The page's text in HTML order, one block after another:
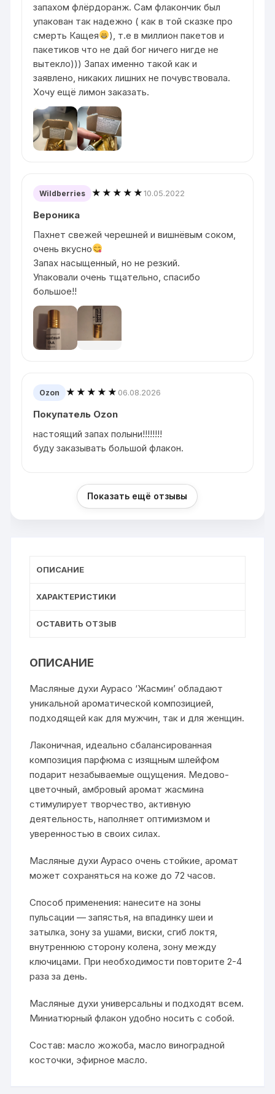
запахом флёрдоранж. Сам флакончик был
упакован так надежно ( как в той сказке про
смерть Кащея
), т.е в миллион пакетов и
пакетиков что не дай бог ничего нигде не
вытекло))) Запах именно такой как и
заявлено, никаких лишних не почувствовала.
Хочу ещё лимон заказать.
Wildberries ★★★★★10.05.2022
Вероника
Пахнет свежей черешней и вишнёвым соком,
очень вкусно
Запах насыщенный, но не резкий.
Упаковали очень тщательно, спасибо
большое!!
Ozon ★★★★★ 06.08.2026
Покупатель Ozon
настоящий запах полыни!!!!!!!!
буду заказывать большой флакон.
Показать ещё отзывы
ОПИСАНИЕ
ХАРАКТЕРИСТИКИ
ОСТАВИТЬ ОТЗЫВ
ОПИСАНИЕ
Масляные духи Аурасо ‘Жасмин’ обладают
уникальной ароматической композицией,
подходящей как для мужчин, так и для женщин.
Лаконичная, идеально сбалансированная
композиция парфюма с изящным шлейфом
подарит незабываемые ощущения. Медово-
цветочный, амбровый аромат жасмина
стимулирует творчество, активную
деятельность, наполняет оптимизмом и
уверенностью в своих силах.
Масляные духи Аурасо очень стойкие, аромат
может сохраняться на коже до 72 часов.
Способ применения: нанесите на зоны
пульсации — запястья, на впадинку шеи и
затылка, зону за ушами, виски, сгиб локтя,
внутреннюю сторону колена, зону между
ключицами. При необходимости повторите 2-4
раза за день.
Масляные духи универсальны и подходят всем.
Миниатюрный флакон удобно носить с собой.
Состав: масло жожоба, масло виноградной
косточки, эфирное масло.